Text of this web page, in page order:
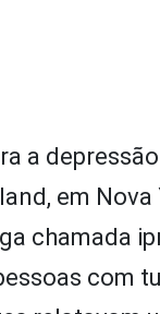
a
em
chamada
com